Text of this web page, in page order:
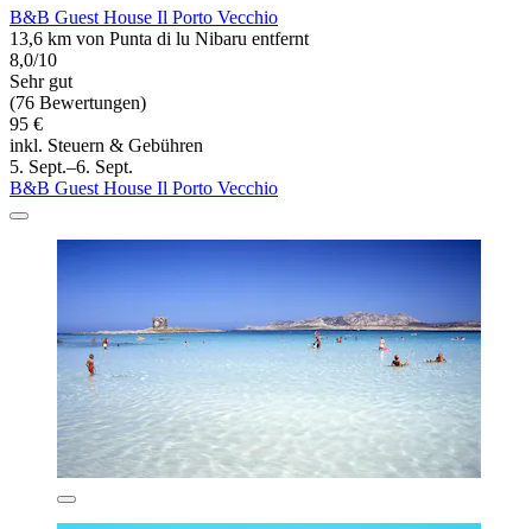
B&B Guest House Il Porto Vecchio
13,6 km von Punta di lu Nibaru entfernt
8,0/10
Sehr gut
(76 Bewertungen)
95 €
inkl. Steuern & Gebühren
5. Sept.–6. Sept.
B&B Guest House Il Porto Vecchio